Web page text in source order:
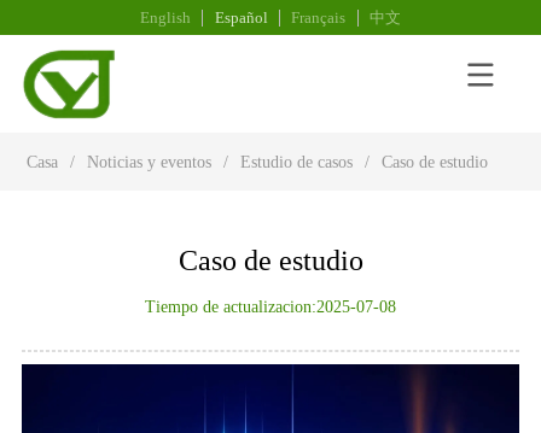
English Español Français 中文
Casa / Noticias y eventos / Estudio de casos / Caso de estudio
Caso de estudio
Tiempo de actualizacion:2025-07-08